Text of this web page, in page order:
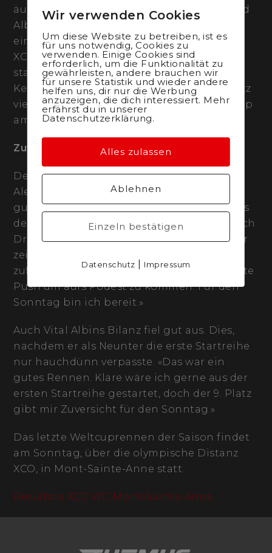
äusserst schnell. Das Trio Keller, Forster und
Albin (Mathias Flückiger verzichtete auf
einen Start und konzentriert sich auf das
XCO-Rennen) zeugte durchgehend mit
starken Leistungen. Sowohl Alessandra
Keller wie auch Lars Forster erreichten Platz
vier und schrammten damit nur ganz knapp
am Podest vorbei.
Zuversicht im ganzen Team
Dennoch zogen beide ein positives Fazit.
Alessandra Keller resümierte: «Das war ein
guter Tag. Vierter Platz, erneut ein Start aus
der ersten Reihe am Sonntag und dazu noch
Dritte im XCC-Gesamtweltcup.» Lars Forster
zeigte sich mit seiner taktischen Leistung
zufrieden: «Es fehlte mir nur der kleine letzte
Push um aufs Podest zu kommen. Für den
Sonntag bin ich bereit.»
Auch Vital Albins Bilanz fiel gut aus. Dies,
nachdem er als Neunter die erste Startreihe
nur hauchdünn verpasste. «Das war ein
gutes Rennen. Klare wäre ich gerne aus der
ersten Startreihe gestartet, doch der 9. Platz
gibt mir Zuversicht für den Sonntag.»
Das letzte Weltcuprennen der Saison findet
am Sonntag, über die olympische Distanz
XCO, in Mont-Sainte-Anne statt.
Resultate XCC WC Mont-Sainte-Anne
Wir verwenden Cookies
Um diese Website zu betreiben, ist es
für uns notwendig, Cookies zu
verwenden. Einige Cookies sind
erforderlich, um die Funktionalität zu
gewährleisten, andere brauchen wir
für unsere Statistik und wieder andere
helfen uns, dir nur die Werbung
anzuzeigen, die dich interessiert. Mehr
erfährst du in unserer
Datenschutzerklärung.
Alles zulassen
Ablehnen
Einzeln bestätigen
Datenschutz Impressum